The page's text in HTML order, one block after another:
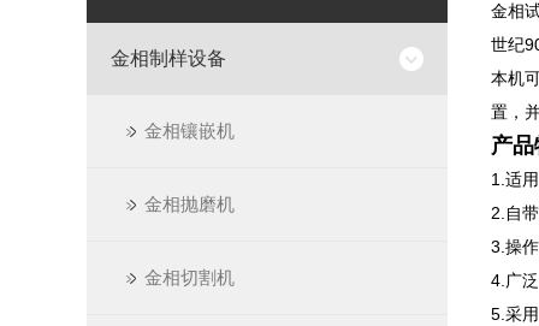
金相制样设备
金相镶嵌机
金相抛磨机
金相切割机
金相
世纪
本机
置，
产
1.适
2.自
3.操
4.广
5.采